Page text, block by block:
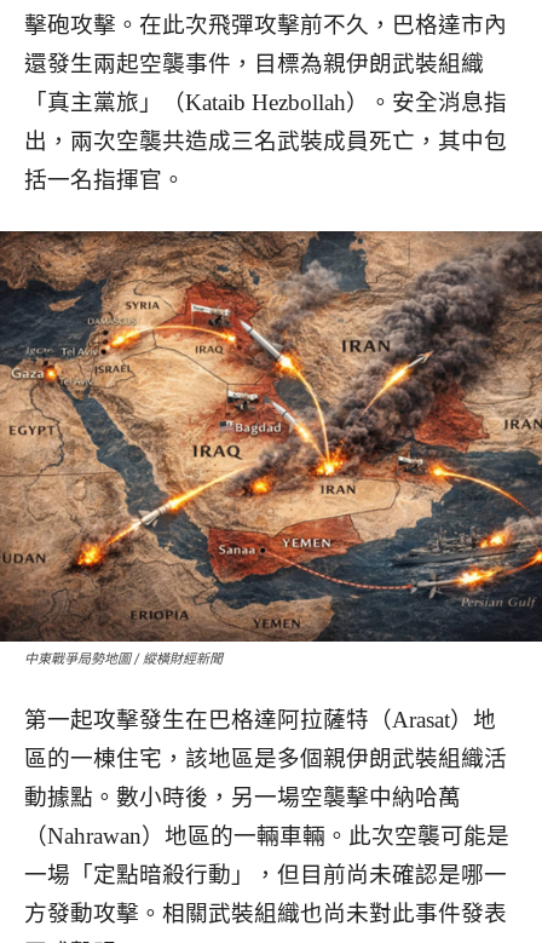
擊砲攻擊。在此次飛彈攻擊前不久，巴格達市內
還發生兩起空襲事件，目標為親伊朗武裝組織
「真主黨旅」（Kataib Hezbollah）。安全消息指
出，兩次空襲共造成三名武裝成員死亡，其中包
括一名指揮官。
中東戰爭局勢地圖 / 縱橫財經新聞
第一起攻擊發生在巴格達阿拉薩特（Arasat）地
區的一棟住宅，該地區是多個親伊朗武裝組織活
動據點。數小時後，另一場空襲擊中納哈萬
（Nahrawan）地區的一輛車輛。 此次空襲可能是
一場「定點暗殺行動」，但目前尚未確認是哪一
方發動攻擊。相關武裝組織也尚未對此事件發表